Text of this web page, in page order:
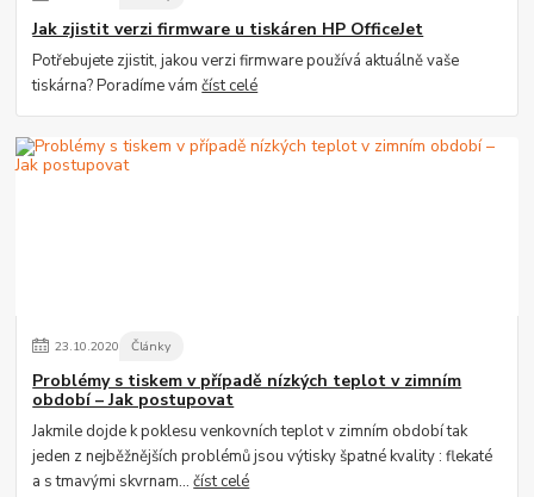
Jak zjistit verzi firmware u tiskáren HP OfficeJet
Potřebujete zjistit, jakou verzi firmware používá aktuálně vaše
tiskárna? Poradíme vámčíst celé
23.10.2020 Články
Problémy s tiskem v případě nízkých teplot v zimním
období – Jak postupovat
Jakmile dojde k poklesu venkovních teplot v zimním období tak
jeden z nejběžnějších problémů jsou výtisky špatné kvality : flekaté
a s tmavými skvrnam...číst celé